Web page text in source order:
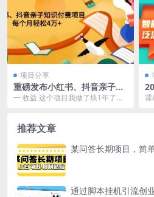
项目分享
重磅发布小红书、抖音亲子知
识付费项目，每个月轻松4万
一 收益 这个项目我做了块1年了，
课
推荐文章
某问答长期项目，简
通过脚本挂机引流创